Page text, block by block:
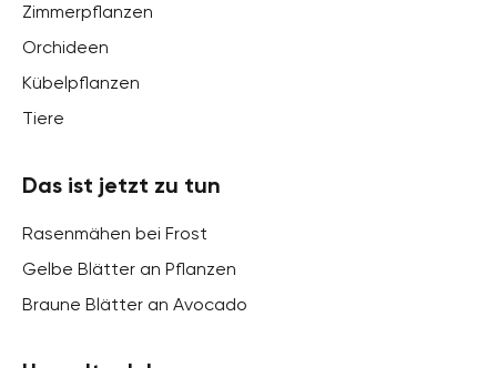
Zimmerpflanzen
Orchideen
Kübelpflanzen
Tiere
Das ist jetzt zu tun
Rasenmähen bei Frost
Gelbe Blätter an Pflanzen
Braune Blätter an Avocado